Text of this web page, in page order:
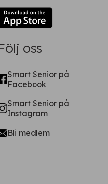
oss
Smart Senior på
Facebook
Smart Senior på
Instagram
Bli medlem